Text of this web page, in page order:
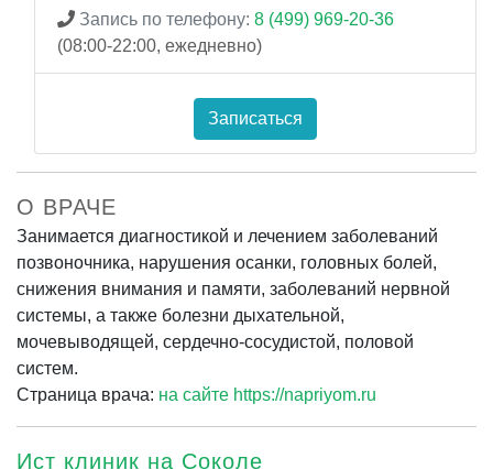
Запись по телефону: 8 (499) 969-20-36
(08:00-22:00, ежедневно)
Записаться
О ВРАЧЕ
Занимается диагностикой и лечением заболеваний
позвоночника, нарушения осанки, головных болей,
снижения внимания и памяти, заболеваний нервной
системы, а также болезни дыхательной,
мочевыводящей, сердечно-сосудистой, половой
систем.
Страница врача: на сайте https://napriyom.ru
Ист клиник на Соколе